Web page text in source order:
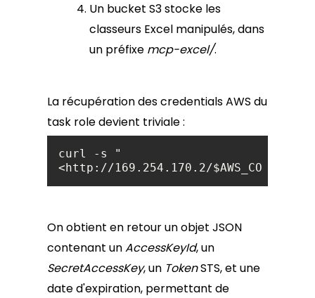
Un bucket S3 stocke les
classeurs Excel manipulés, dans
un préfixe mcp-excel/.
La récupération des credentials AWS du
task role devient triviale :
curl -s "
<http://169.254.170.2/
On obtient en retour un objet JSON
contenant unAccessKeyId, un
SecretAccessKey, un TokenSTS, et une
date d'expiration, permettant de